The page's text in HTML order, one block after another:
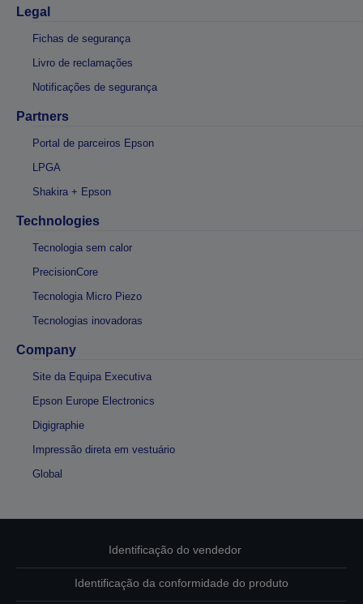
Legal
Fichas de segurança
Livro de reclamações
Notificações de segurança
Partners
Portal de parceiros Epson
LPGA
Shakira + Epson
Technologies
Tecnologia sem calor
PrecisionCore
Tecnologia Micro Piezo
Tecnologias inovadoras
Company
Site da Equipa Executiva
Epson Europe Electronics
Digigraphie
Impressão direta em vestuário
Global
Identificação do vendedor
Identificação da conformidade do produto